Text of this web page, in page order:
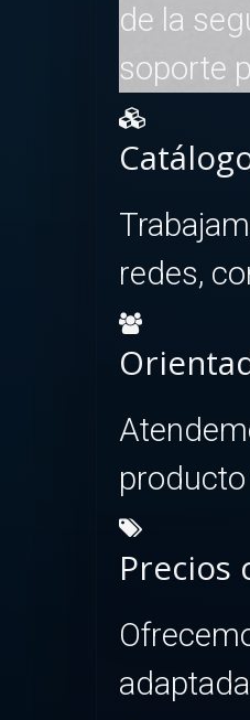
de la
soporte
redes,
Precios